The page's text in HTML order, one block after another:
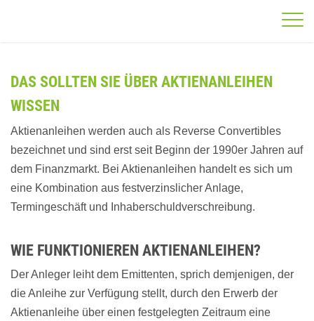
DAS SOLLTEN SIE ÜBER AKTIENANLEIHEN
WISSEN
Aktienanleihen werden auch als Reverse Convertibles
bezeichnet und sind erst seit Beginn der 1990er Jahren auf
dem Finanzmarkt. Bei Aktienanleihen handelt es sich um
eine Kombination aus festverzinslicher Anlage,
Termingeschäft und Inhaberschuldverschreibung.
WIE FUNKTIONIEREN AKTIENANLEIHEN?
Der Anleger leiht dem Emittenten, sprich demjenigen, der
die Anleihe zur Verfügung stellt, durch den Erwerb der
Aktienanleihe über einen festgelegten Zeitraum eine